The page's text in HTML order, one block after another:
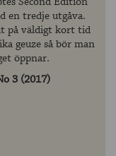
en tredje utgåva.
på väldigt kort tid
geuze så bör man
öppnar.
3 (2017)